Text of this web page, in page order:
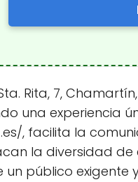
Rita, 7,
una experiencia
, facilita la
la diversidad
público exigente